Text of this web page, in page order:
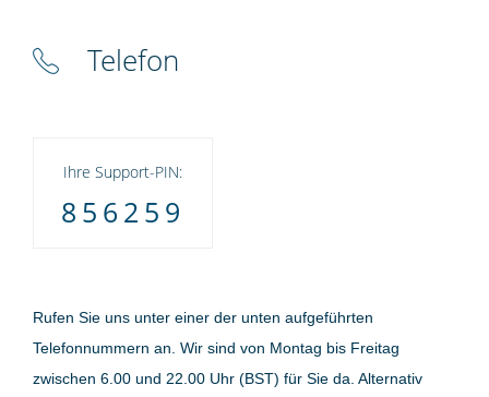
Telefon
Ihre Support-PIN:
856259
Rufen Sie uns unter einer der unten aufgeführten
Telefonnummern an. Wir sind von Montag bis Freitag
zwischen 6.00 und 22.00 Uhr (BST) für Sie da. Alternativ